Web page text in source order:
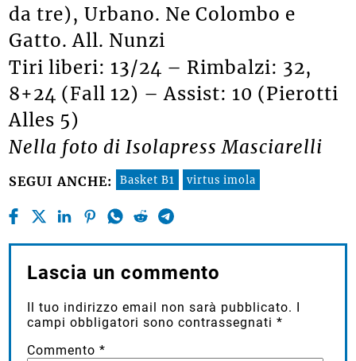
da tre), Urbano. Ne Colombo e
Gatto. All. Nunzi
Tiri liberi: 13/24 – Rimbalzi: 32,
8+24 (Fall 12) – Assist: 10 (Pierotti
Alles 5)
Nella foto di Isolapress Masciarelli
SEGUI ANCHE: Basket B1 virtus imola
Lascia un commento
Il tuo indirizzo email non sarà pubblicato. I
campi obbligatori sono contrassegnati*
Commento*